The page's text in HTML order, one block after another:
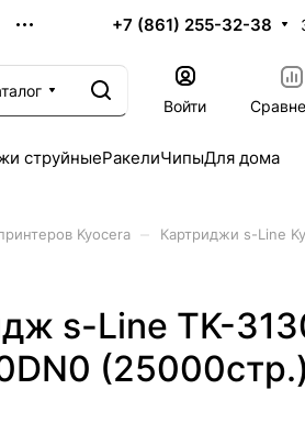
+7 (861) 255-32-38
Войти
струйныеРакелиЧипыДля дома
Kyocera Картриджи s-Line
s-Line TK-
(25000стр.)